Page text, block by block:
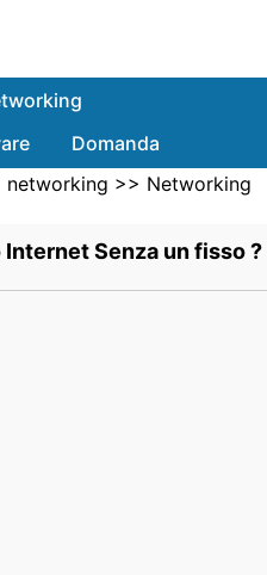
Domanda
networking >> Networking
Senza un fisso ?